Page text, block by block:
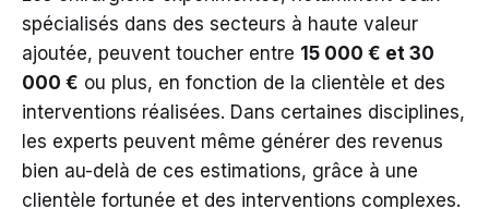
spécialisés dans des secteurs à haute valeur
ajoutée, peuvent toucher entre 15 000 € et 30
000 € ou plus, en fonction de la clientèle et des
interventions réalisées. Dans certaines disciplines,
les experts peuvent même générer des revenus
bien au-delà de ces estimations, grâce à une
clientèle fortunée et des interventions complexes.